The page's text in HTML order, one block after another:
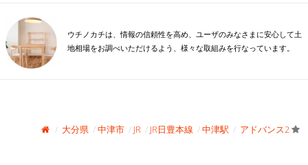
ウチノカチは、情報の信頼性を高め、ユーザのみなさまに安心して土
地相場をお調べいただけるよう、様々な取組みを行なっています。
大分県 中津市 JR JR日豊本線 中津駅 アドバンス2